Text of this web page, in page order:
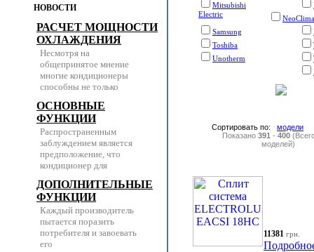
НОВОСТИ
РАСЧЕТ МОЩНОСТИ
ОХЛАЖДЕНИЯ
Несмотря на
общепринятое мнение
многие кондиционеры
способны не только
ОСНОВНЫЕ
ФУНКЦИИ
Распространенным
заблуждением является
предположение, что
кондиционер для
ДОПОЛНИТЕЛЬНЫЕ
ФУНКЦИИ
Каждый производитель
пытается поразить
потребителя и завоевать
его
Mitsubishi
Electric
NeoClima
Samsung
Toshiba
Unotherm
Сортировать по: модели
Показано 391 - 400
моделей)
11381 грн.